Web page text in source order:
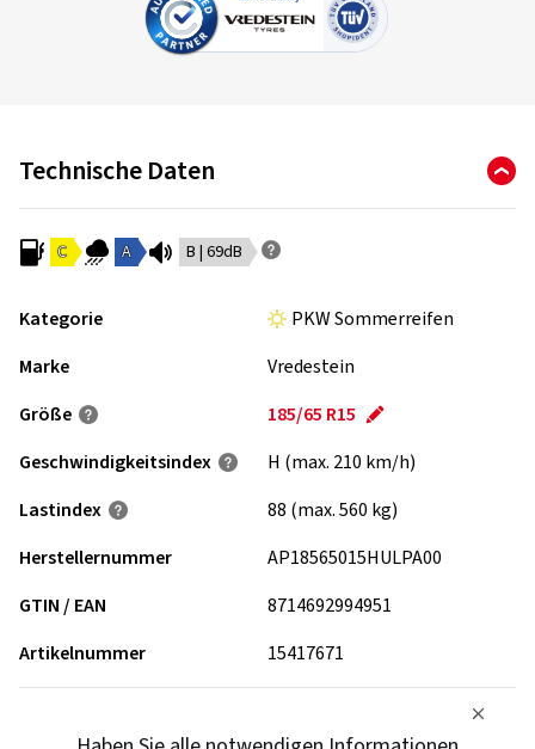
Technische Daten
C A B | 69dB
Kategorie
PKW Sommerreifen
Marke
Vredestein
Größe
185/65 R15
Geschwindigkeits­index
H (max. 210 km/h)
Lastindex
88 (max. 560 kg)
Herstellernummer
AP18565015HULPA00
GTIN / EAN
8714692994951
Artikelnummer
15417671